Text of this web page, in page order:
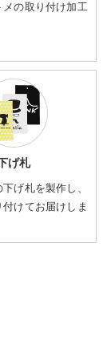
メの取り付け加工
げ札
げ札を製作し、
けてお届けしま